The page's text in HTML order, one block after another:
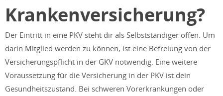
Krankenversicherung?
Der Eintritt in eine PKV steht dir als Selbstständiger offen. Um
darin Mitglied werden zu können, ist eine Befreiung von der
Versicherungspflicht in der GKV notwendig. Eine weitere
Voraussetzung für die Versicherung in der PKV ist dein
Gesundheitszustand. Bei schweren Vorerkrankungen oder